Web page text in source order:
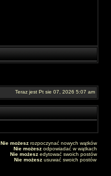
Teraz jest Pt sie 07, 2026 5:07 am
Nie możesz rozpoczynać nowych wątków
Nie możesz odpowiadać w wątkach
Nie możesz edytować swoich postów
Nie możesz usuwać swoich postów